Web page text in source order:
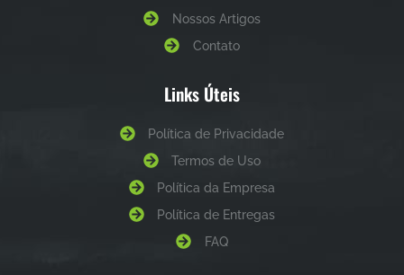
Nossos Artigos
Contato
Links Úteis
Política de Privacidade
Termos de Uso
Política da Empresa
Política de Entregas
FAQ